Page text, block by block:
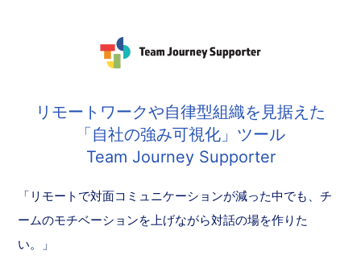
リモートワークや自律型組織を見据えた
「自社の強み可視化」ツール
Team Journey Supporter
「リモートで対面コミュニケーションが減った中でも、チ
ームのモチベーションを上げながら対話の場を作りた
い。」